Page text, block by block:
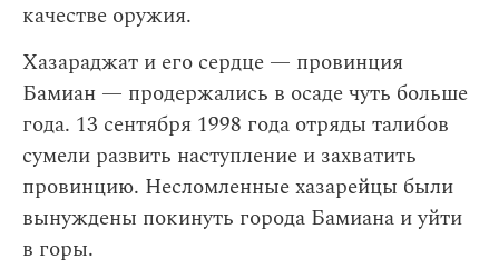
качестве оружия.
Хазараджат и его сердце — провинция
Бамиан — продержались в осаде чуть больше
года. 13 сентября 1998 года отряды талибов
сумели развить наступление и захватить
провинцию. Несломленные хазарейцы были
вынуждены покинуть города Бамиана и уйти
в горы.